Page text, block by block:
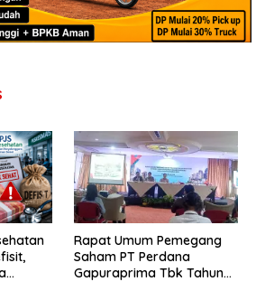
Rapat Umum Pemegang
Saham PT Perdana
Gapuraprima Tbk Tahun